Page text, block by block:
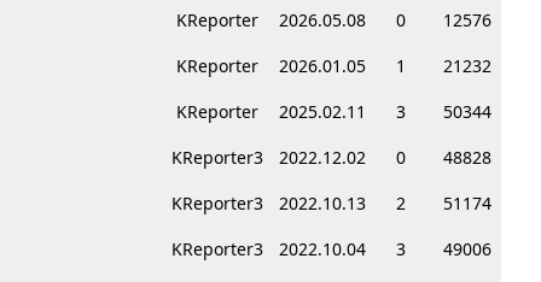
KReporter 2026.05.08 0
12576
KReporter 2026.01.05 1
21232
KReporter 2025.02.11 3
50344
KReporter3 2022.12.02 0
48828
KReporter3 2022.10.13 2
51174
KReporter3 2022.10.04 3
49006